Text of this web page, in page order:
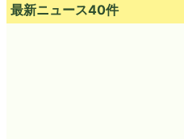
最新ニュース40件